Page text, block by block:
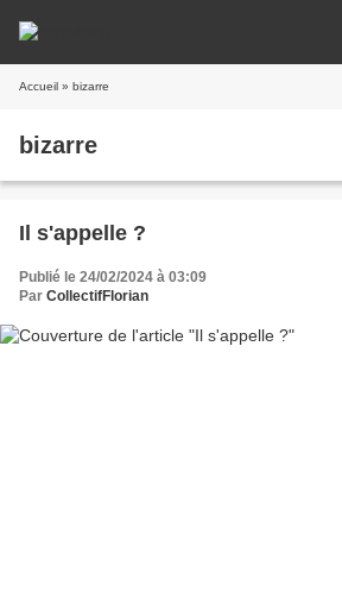
Accueil » bizarre
bizarre
Il s'appelle ?
Publié le 24/02/2024 à 03:09
Par CollectifFlorian